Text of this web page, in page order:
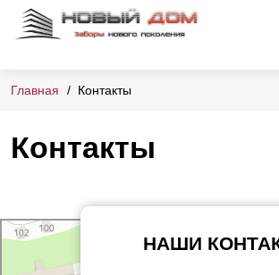
Главная Контакты
Контакты
НАШИ